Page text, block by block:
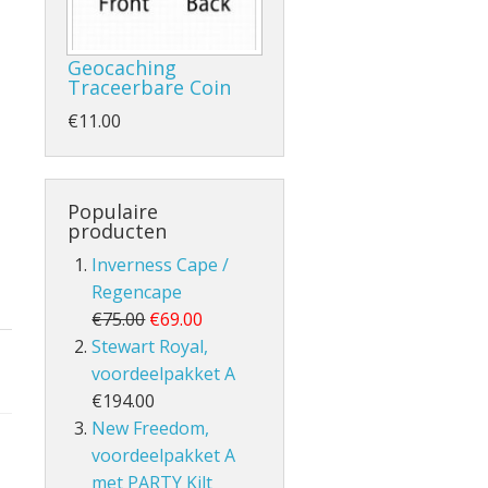
en Volle Kilt
Geocaching
Traceerbare Coin
€11.00
Populaire
producten
Inverness Cape /
Regencape
€75.00 €69.00
Stewart Royal,
voordeelpakket A
€194.00
New Freedom,
voordeelpakket A
met PARTY Kilt